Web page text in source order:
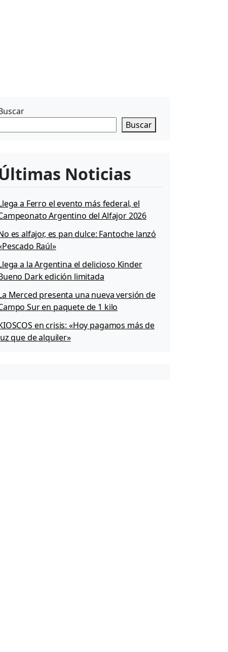
Buscar
Noticias
a Ferro el evento más federal, el
Argentino del Alfajor 2026
es alfajor, es pan dulce: Fantoche lanzó
Raúl»
a la Argentina el delicioso Kinder
Dark edición limitada
Merced presenta una nueva versión de
Sur en paquete de 1 kilo
en crisis: «Hoy pagamos más de
que de alquiler»